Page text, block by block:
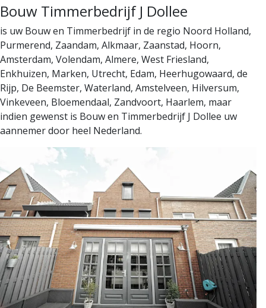
Bouw Timmerbedrijf J Dollee
is uw Bouw en Timmerbedrijf in de regio Noord Holland,
Purmerend, Zaandam, Alkmaar, Zaanstad, Hoorn,
Amsterdam, Volendam, Almere, West Friesland,
Enkhuizen, Marken, Utrecht, Edam, Heerhugowaard, de
Rijp, De Beemster, Waterland, Amstelveen, Hilversum,
Vinkeveen, Bloemendaal, Zandvoort, Haarlem, maar
indien gewenst is Bouw en Timmerbedrijf J Dollee uw
aannemer door heel Nederland.